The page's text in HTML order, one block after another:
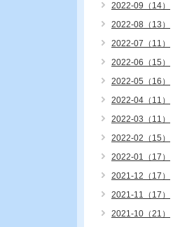
2022-09（14）
2022-08（13）
2022-07（11）
2022-06（15）
2022-05（16）
2022-04（11）
2022-03（11）
2022-02（15）
2022-01（17）
2021-12（17）
2021-11（17）
2021-10（21）